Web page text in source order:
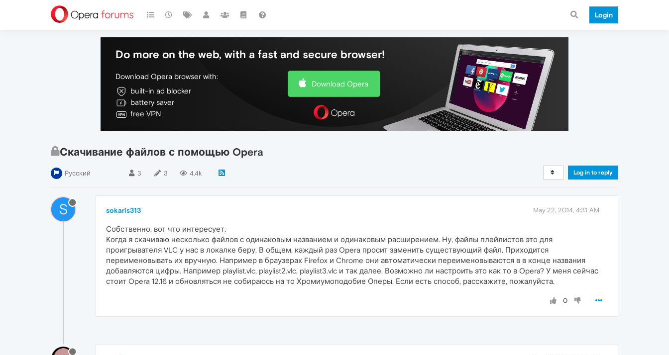
Login
Do more on the web, with a fast and secure browser!
Download Opera browser with:
built-in ad blocker
battery saver
free VPN
Download Opera
Скачивание файлов с помощью Opera
Русский 3 3 4.4k Log in to reply
S sokaris313 May 22, 2014, 4:31 AM
Собственно, вот что интересует.
Когда я скачиваю несколько файлов с одинаковым названием и одинаковым расширением. Ну, файлы плейлистов это для
проигрывателя VLC у нас в локалке беру. В общем, каждый раз Opera просит заменить существующий файл. Приходится
переименовывать их вручную. Например в браузерах Firefox и Chrome они автоматически переименовываются в в конце названия
добавляются цифры. Например playlist.vlc, playlist2.vlc, playlist3.vlc и так далее. Возможно ли настроить это как то в Opera? У меня сейчас
стоит Opera 12.16 и обновляться не собираюсь на то Хромиумоподобие Оперы. Если есть способ, расскажите, пожалуйста.
0